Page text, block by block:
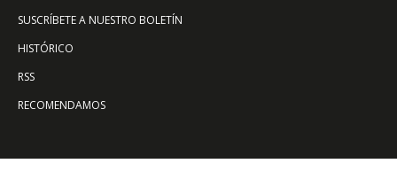
SUSCRÍBETE A NUESTRO BOLETÍN
HISTÓRICO
RSS
RECOMENDAMOS